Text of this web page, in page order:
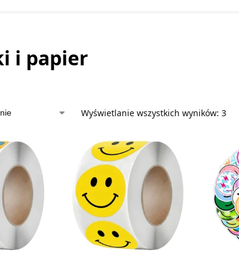
i papier
Wyświetlanie wszystkich wyników: 3